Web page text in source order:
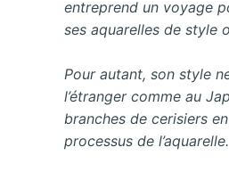
entreprend un voyage
ses aquarelles de style
Pour autant, son style
l’étranger comme au
branches de cerisiers
processus de l’aquarelle.